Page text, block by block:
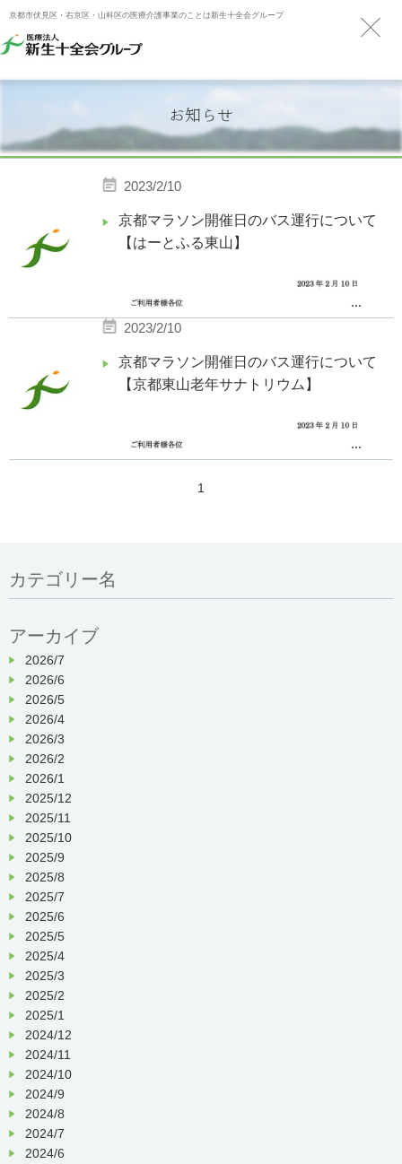
京都市伏見区・右京区・山科区の医療介護事業のことは新生十全会グループ
お知らせ
2023/2/10
京都マラソン開催日のバス運行について
【はーとふる東山】
...
2023/2/10
京都マラソン開催日のバス運行について
【京都東山老年サナトリウム】
...
1
カテゴリー名
アーカイブ
2026/7
2026/6
2026/5
2026/4
2026/3
2026/2
2026/1
2025/12
2025/11
2025/10
2025/9
2025/8
2025/7
2025/6
2025/5
2025/4
2025/3
2025/2
2025/1
2024/12
2024/11
2024/10
2024/9
2024/8
2024/7
2024/6